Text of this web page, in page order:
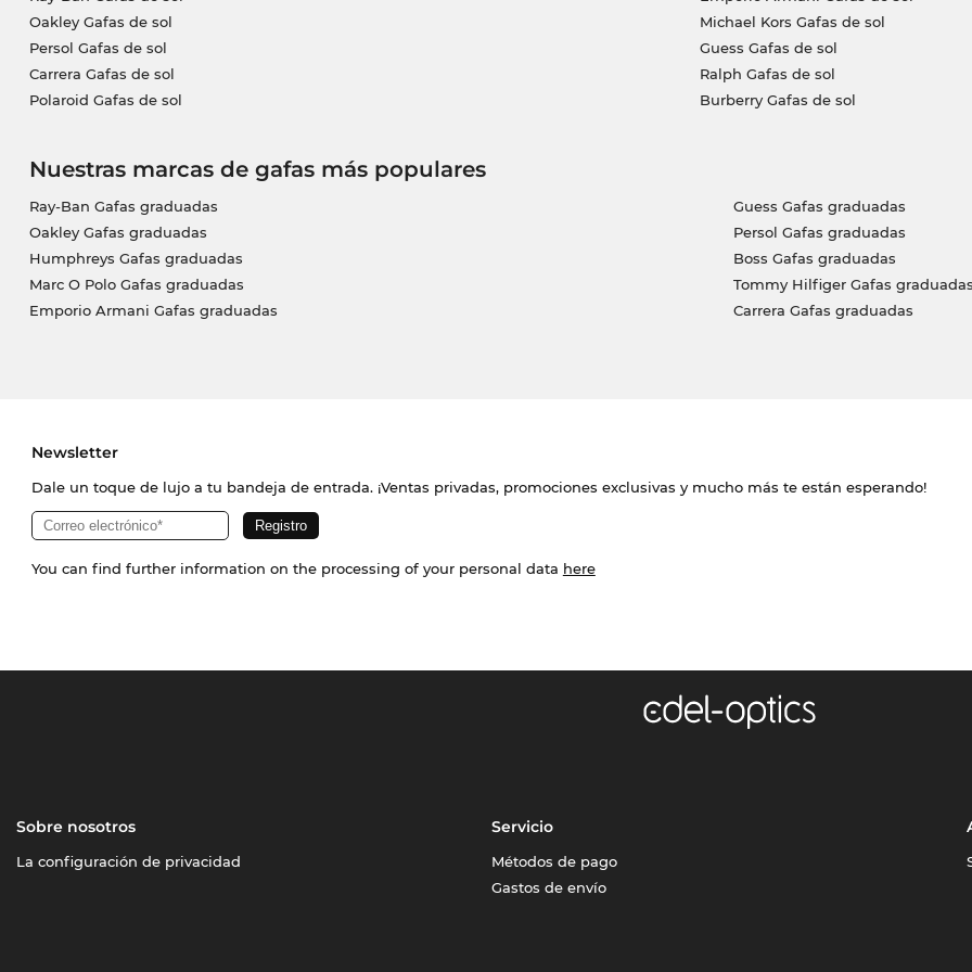
Oakley Gafas de sol
Persol Gafas de sol
Carrera Gafas de sol
Polaroid Gafas de sol
Michael Kors Gafas de sol
Guess Gafas de sol
Ralph Gafas de sol
Burberry Gafas de sol
Nuestras marcas de gafas más populares
Ray-Ban Gafas graduadas
Oakley Gafas graduadas
Humphreys Gafas graduadas
Marc O Polo Gafas graduadas
Emporio Armani Gafas graduadas
Guess Gafas graduadas
Persol Gafas graduadas
Boss Gafas graduadas
Tommy Hilfiger Gafas
Carrera Gafas graduadas
Newsletter
Dale un toque de lujo a tu bandeja de entrada. ¡Ventas privadas, promociones exclusivas y mucho más te están esperando!
You can find further information on the processing of your personal data here
Sobre nosotros
La configuración de privacidad
Servicio
Métodos de pago
Gastos de envío